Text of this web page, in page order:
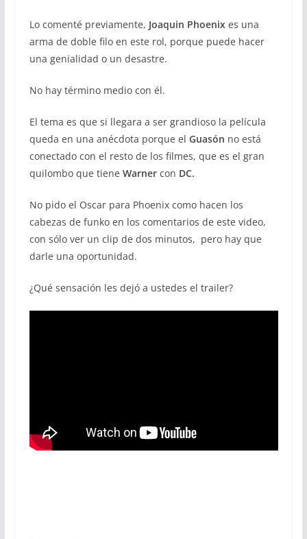
Lo comenté previamente, Joaquin Phoenixes una
arma de doble filo en este rol, porque puede hacer
una genialidad o un desastre.
No hay término medio con él.
El tema es que si llegara a ser grandioso la película
queda en una anécdota porque el Guasón no está
conectado con el resto de los filmes, que es el gran
quilombo que tiene Warnercon DC.
No pido el Oscar para Phoenix como hacen los
cabezas de funko en los comentarios de este video,
con sólo ver un clip de dos minutos, pero hay que
darle una oportunidad.
¿Qué sensación les dejó a ustedes el trailer?